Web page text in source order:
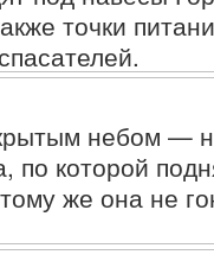
точки
небом —
по которой
же она не